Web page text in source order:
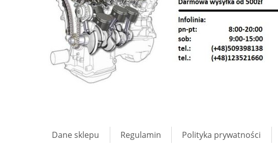
Dane sklepu Regulamin Polityka prywatności